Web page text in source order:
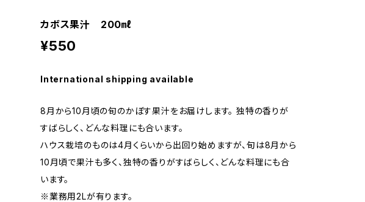
カボス果汁 200㎖
¥550
International shipping available
8月から10月頃の旬のかぼす果汁をお届けします。 独特の香りが
すばらしく、どんな料理にも合います。
ハウス栽培のものは4月くらいから出回り始めますが、旬は8月から
10月頃で果汁も多く、独特の香りがすばらしく、どんな料理にも合
います。
※業務用2Lが有ります。